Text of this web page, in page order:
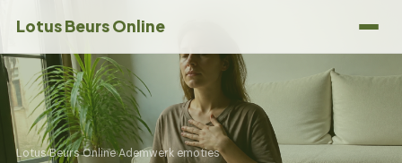
Lotus Beurs Online
Lotus Beurs Online›Ademwerk emoties